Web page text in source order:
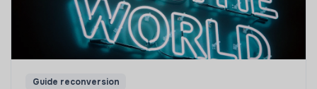
Guide reconversion